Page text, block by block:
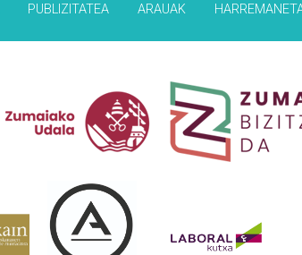
PUBLIZITATEA ARAUAK